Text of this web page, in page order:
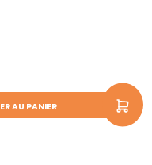
AU PANIER